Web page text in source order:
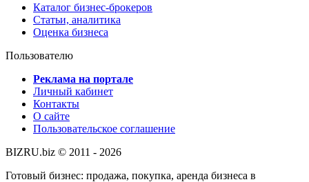
Каталог бизнес-брокеров
Статьи, аналитика
Оценка бизнеса
Пользователю
Реклама на портале
Личный кабинет
Контакты
О сайте
Пользовательское соглашение
BIZRU.biz © 2011 - 2026
Готовый бизнес: продажа, покупка, аренда бизнеса в